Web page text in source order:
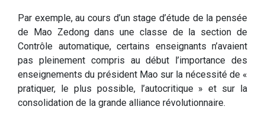
Par exemple, au cours d’un stage d’étude de la pensée
de Mao Zedong dans une classe de la section de
Contrôle automatique, certains enseignants n’avaient
pas pleinement compris au début l’importance des
enseignements du président Mao sur la nécessité de «
pratiquer, le plus possible, l’autocritique » et sur la
consolidation de la grande alliance révolutionnaire.